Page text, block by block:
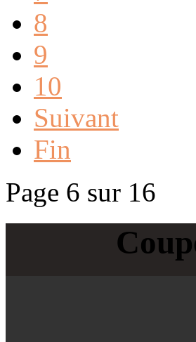
8
9
10
Suivant
Fin
Page 6 sur 16